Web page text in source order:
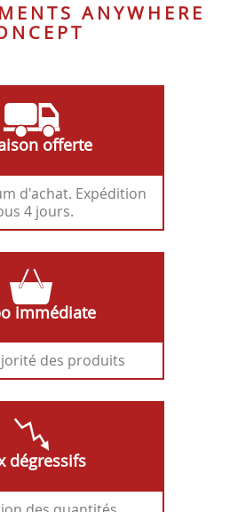
ANYWHERE
offerte
d'achat. Expédition
4 jours.
immédiate
des produits
dégressifs